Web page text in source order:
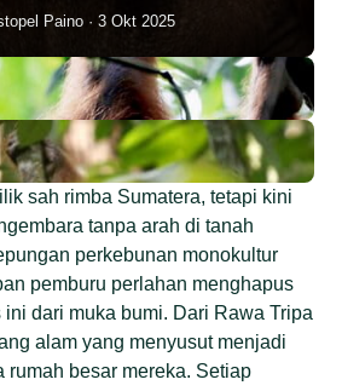
Paino 3 Okt 2025
sah rimba Sumatera, tetapi kini
tanpa arah di tanah
perkebunan monokultur
pemburu perlahan menghapus
dari muka bumi. Dari Rawa Tripa
alam yang menyusut menjadi
rumah besar mereka. Setiap